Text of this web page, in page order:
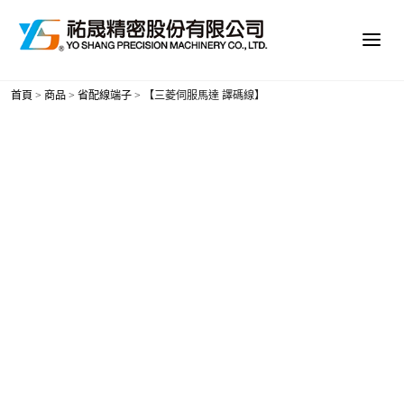
首頁 > 商品 >省配線端子 > 【三菱伺服馬達 譯碼線】